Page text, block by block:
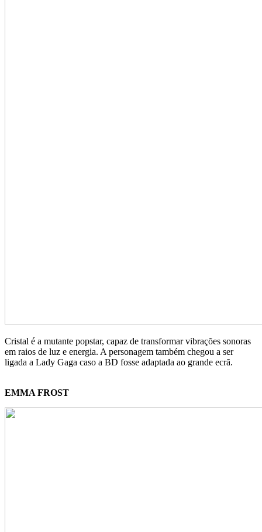
Cristal é a mutante popstar, capaz de transformar vibrações sonoras
em raios de luz e energia. A personagem também chegou a ser
ligada a Lady Gaga caso a BD fosse adaptada ao grande ecrã.
EMMA FROST